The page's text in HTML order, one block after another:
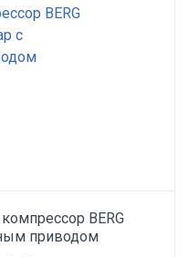
BERG
приводом